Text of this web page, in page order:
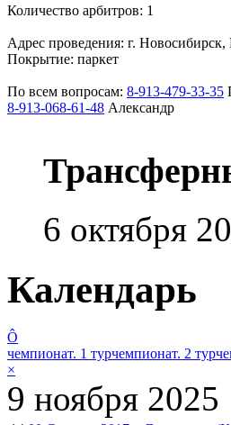
Количество арбитров: 1
Адрес проведения: г.
Покрытие: паркет
По всем вопросам: 8-913-479-33-35
8-913-068-61-48 Александр
6 октября
Календарь
Ô
чемпионат. 1 турчемпионат. 2 тур
×
9 ноября 2025